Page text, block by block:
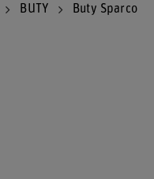
BUTY Buty Sparco